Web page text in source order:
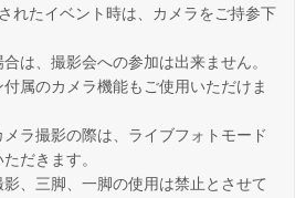
れたイベント時は、カメラをご持参下
は、撮影会への参加は出来ません。
属のカメラ機能もご使用いただけま
メラ撮影の際は、ライブフォトモード
だきます。
影、三脚、一脚の使用は禁止とさせて